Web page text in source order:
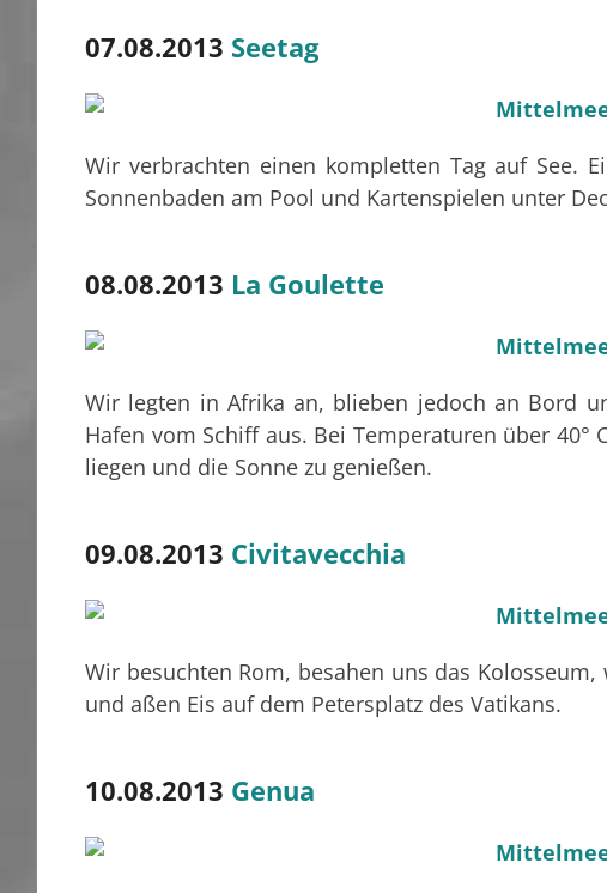
07.08.2013 Seetag
Wir verbrachten einen kompletten Tag auf See.
Sonnenbaden am Pool und Kartenspielen unter
08.08.2013 La Goulette
Wir legten in Afrika an, blieben jedoch an Bord
Hafen vom Schiff aus. Bei Temperaturen über 40°
liegen und die Sonne zu genießen.
09.08.2013 Civitavecchia
Wir besuchten Rom, besahen uns das
und aßen Eis auf dem Petersplatz des Vatikans.
10.08.2013 Genua